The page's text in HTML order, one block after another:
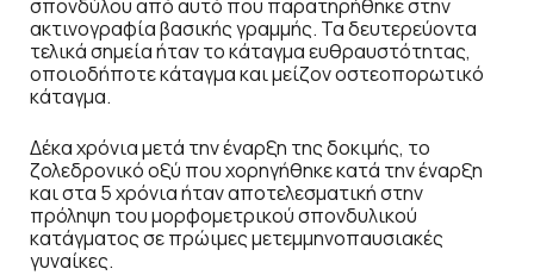
σπονδύλου από αυτό που παρατηρήθηκε στην
ακτινογραφία βασικής γραμμής. Τα δευτερεύοντα
τελικά σημεία ήταν το κάταγμα ευθραυστότητας,
οποιοδήποτε κάταγμα και μείζον οστεοπορωτικό
κάταγμα.
Δέκα χρόνια μετά την έναρξη της δοκιμής, το
ζολεδρονικό οξύ που χορηγήθηκε κατά την έναρξη
και στα 5 χρόνια ήταν αποτελεσματική στην
πρόληψη του μορφομετρικού σπονδυλικού
κατάγματος σε πρώιμες μετεμμηνοπαυσιακές
γυναίκες.